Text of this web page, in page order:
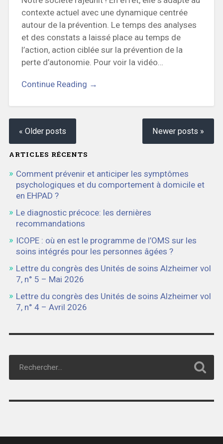
contexte actuel avec une dynamique centrée
autour de la prévention. Le temps des analyses
et des constats a laissé place au temps de
l’action, action ciblée sur la prévention de la
perte d’autonomie. Pour voir la vidéo…
Continue Reading →
« Older posts Newer posts »
ARTICLES RÉCENTS
Comment prévenir et anticiper les symptômes
psychologiques et du comportement à domicile et
en EHPAD ?
Le diagnostic précoce: les dernières
recommandations
ICOPE : où en est le programme de l’OMS sur les
soins intégrés pour les personnes âgées ?
Lettre du congrès des Unités de soins Alzheimer vol
7, n° 5 – Mai 2026
Lettre du congrès des Unités de soins Alzheimer vol
7, n° 4 – Avril 2026